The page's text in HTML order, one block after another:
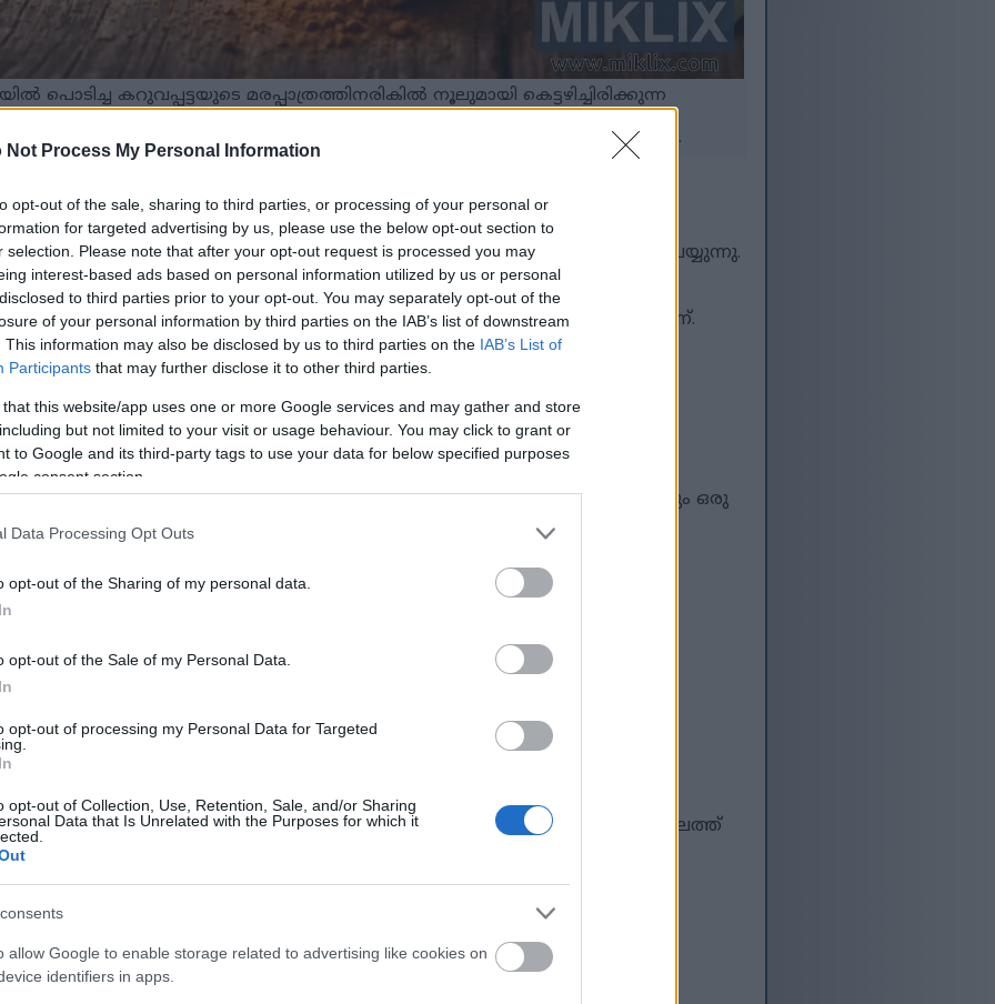
Not Process My Personal Information
opt-out of the sale, sharing to third parties, or processing of your personal or
for targeted advertising by us, please use the below opt-out section to
selection. Please note that after your opt-out request is processed you may
interest-based ads based on personal information utilized by us or personal
to third parties prior to your opt-out. You may separately opt-out of the
of your personal information by third parties on the IAB’s list of downstream
This information may also be disclosed by us to third parties on the IAB’s List of
Participants that may further disclose it to other third parties.
that this website/app uses one or more Google services and may gather and store
but not limited to your visit or usage behaviour. You may click to grant or
to Google and its third-party tags to use your data for below specified purposes
consent section.
Data Processing Opt Outs
opt-out of the Sharing of my personal data.
opt-out of the Sale of my Personal Data.
opt-out of processing my Personal Data for Targeted
opt-out of Collection, Use, Retention, Sale, and/or Sharing
Data that Is Unrelated with the Purposes for which it
allow Google to enable storage related to advertising like cookies on
identifiers in apps.
പൊടിച്ച കറുവപ്പട്ടയുടെ മരപ്പാത്രത്തിനരികിൽ നൂലുമായി കെട്ടഴിച്ചിരിക്കുന്ന
കറുവപ്പട്ടത്തടികൾ.
ഉയർന്ന റെസല്യൂഷനും ചിത്രത്തിൽ ക്ലിക്ക് ചെയ്യുക അല്ലെങ്കിൽ ടാപ്പ് ചെയ്യുക.
വൈവിധ്യമാർന്ന ആരോഗ്യ ഗുണങ്ങൾ കറുവപ്പട്ട വാഗ്ദാനം ചെയ്യുന്നു.
രക്തത്തിലെ പഞ്ചസാരയുടെ അളവ് കാര്യക്ഷമമായി നിയന്ത്രിക്കാൻ
വർദ്ധിപ്പിക്കുന്നത് അതിലെ സമ്പന്നമായ ആന്റിഓക്‌സിഡന്റ് ഉള്ളടക്കമാണ്.
ഹൃദയാരോഗ്യം പ്രോത്സാഹിപ്പിക്കുന്നതിനും സഹായിക്കുന്നു.
ഉൾപ്പെടുത്തുന്നത് ലളിതവും രുചികരവുമാണ്.
ഉൾപ്പാളിയിൽ നിന്നാണ് കറുവപ്പട്ട വരുന്നത്. ഇത് പല വിഭവങ്ങൾക്കും ഒരു
ഒരു നീണ്ട ചരിത്രമുണ്ട്, നൂറ്റാണ്ടുകളായി വ്യത്യസ്ത
രണ്ട് പ്രധാന വഴികളുണ്ട്: കമ്പുകളും പൊടിച്ച പൊടിയും. രണ്ടും അവയുടെ
പ്രിയപ്പെട്ടതാണ്.
ഒരു സുഗന്ധവ്യഞ്ജനത്തേക്കാൾ കൂടുതലാണ് കറുവപ്പട്ട. വളരെക്കാലമായി
ഇത് ഉപയോഗിച്ചുവരുന്നു. ഇതിന്റെ സാധ്യമായ ആരോഗ്യ ഗുണങ്ങളെക്കുറിച്ച്
വീക്ഷണം
പഴക്കമുള്ള ഒരു കൗതുകകരമായ ചരിത്രമാണ് കറുവപ്പട്ടയ്ക്കുള്ളത്. ഒരുകാലത്ത്
കണക്കാക്കപ്പെട്ടിരുന്നു, പലപ്പോഴും രാജാക്കന്മാർക്ക് നൽകുകയും പണമായി
സംസ്കാരങ്ങളിൽ ഇതിന്റെ പ്രാധാന്യം വ്യക്തമാണ്; കിഴക്ക് നിന്ന്
ഒന്നായിരുന്നു ഇത്.
വലിയ പങ്കുണ്ട്. ശരീരസംരക്ഷണത്തിന് സഹായിക്കുന്ന
അതിന്റെ സവിശേഷമായ രുചിയും മണവും പാചകത്തിനും